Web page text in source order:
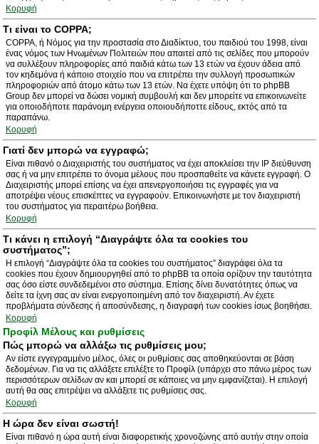
Κορυφή
Τι είναι το COPPA;
COPPA, ή Νόμος για την προστασία στο Διαδίκτυο, του παιδιού του 1998, είναι
ένας νόμος των Ηνωμένων Πολιτειών που απαιτεί από τις σελίδες που μπορούν
να συλλέξουν πληροφορίες από παιδιά κάτω των 13 ετών να έχουν άδεια από
τον κηδεμόνα ή κάποιο στοιχείο που να επιτρέπει την συλλογή προσωπικών
πληροφοριών από άτομο κάτω των 13 ετών. Να έχετε υπόψη ότι το phpBB
Group δεν μπορεί να δώσει νομική συμβουλή και δεν μπορείτε να επικοινωνείτε
για οποιοδήποτε παράνομη ενέργεια οποιουδήποττε είδους, εκτός από τα
παραπάνω.
Κορυφή
Γιατί δεν μπορώ να εγγραφώ;
Είναι πιθανό ο Διαχειριστής του συστήματος να έχει αποκλείσει την IP διεύθυνση
σας ή να μην επιτρέπει το όνομα μέλους που προσπαθείτε να κάνετε εγγραφή. Ο
Διαχειριστής μπορεί επίσης να έχει απενεργοποιήσει τις εγγραφές για να
αποτρέψει νέους επισκέπτες να εγγραφούν. Επικοινωνήστε με τον διαχειριστή
του συστήματος για περαιτέρω βοήθεια.
Κορυφή
Τι κάνει η επιλογή “Διαγράψτε όλα τα cookies του
συστήματος”;
Η επιλογή “Διαγράψτε όλα τα cookies του συστήματος” διαγράφει όλα τα
cookies που έχουν δημιουργηθεί από το phpBB τα οποία ορίζουν την ταυτότητα
σας όσο είστε συνδεδεμένοι στο σύστημα. Επίσης δίνει δυνατότητες όπως να
δείτε τα ίχνη σας αν είναι ενεργοποιημένη από τον διαχειριστή. Αν έχετε
προβλήματα σύνδεσης ή αποσύνδεσης, η διαγραφή των cookies ίσως βοηθήσει.
Κορυφή
Προφίλ Μέλους και ρυθμίσεις
Πώς μπορώ να αλλάξω τις ρυθμίσεις μου;
Αν είστε εγγεγραμμένο μέλος, όλες οι ρυθμίσεις σας αποθηκεύονται σε βάση
δεδομένων. Για να τις αλλάξετε επιλέξτε το Προφίλ (υπάρχει στο πάνω μέρος των
περισσότερων σελίδων αν και μπορεί σε κάποιες να μην εμφανίζεται). Η επιλογή
αυτή θα σας επιτρέψει να αλλάξετε τις ρυθμίσεις σας.
Κορυφή
Η ώρα δεν είναι σωστή!
Είναι πιθανό η ώρα αυτή είναι διαφορετικής χρονοζώνης από αυτήν στην οποία